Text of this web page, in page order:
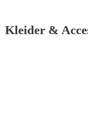
Kleider &